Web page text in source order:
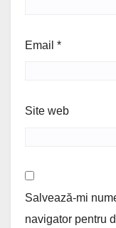
Email *
Site web
Salvează-mi
navigator pentru